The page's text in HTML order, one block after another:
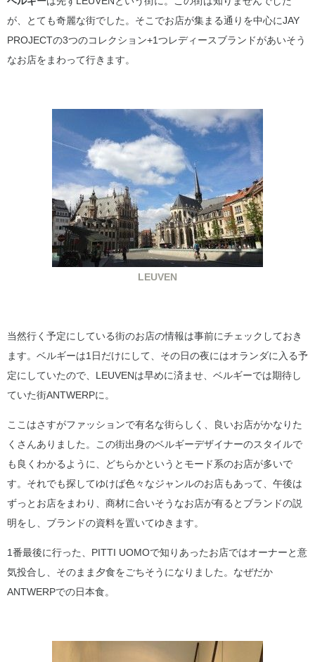
が、とても奇麗な街でした。そこでお店が集まる通りを中心にJAY
PROJECTの3つのコレクション+1つレディースブランドがあいそう
なお店をまわって行きます。
LEUVEN
当然行く予定にしている街のお店の情報は事前にチェックしておき
ます。ベルギーは1日だけにして、その日の夜にはオランダに入る予
定にしていたので、LEUVENは早めに済ませ、ベルギーでは期待し
ていた街ANTWERPに。
ここはさすがファッションで有名な街らしく、良いお店がかなりた
くさんありました。この街出身のベルギーデザイナーのスタイルで
も良くわかるように、どちらかというとモード系のお店が多いで
す。それでも探してゆけば色々なジャンルのお店もあって、午後は
ずっとお店をまわり、商材に合いそうなお店が有るとブランドの説
明をし、ブランドの資料を置いてゆきます。
1番最後に行った、PITTI UOMOで知りあったお店ではオーナーと意
気投合し、そのまま夕食をごちそうになりました。なぜだか
ANTWERPでの日本食。